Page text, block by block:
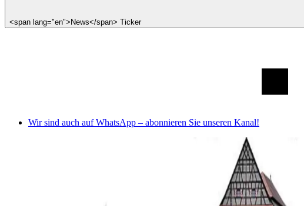
<span lang="en">News</span> Ticker
Wir sind auch auf WhatsApp – abonnieren Sie unseren Kanal!